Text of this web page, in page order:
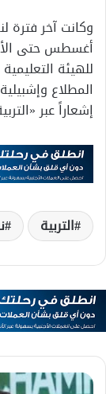
أغسطس حتى
للهيئة
المطلاع
إشعاراً عبر
التربية